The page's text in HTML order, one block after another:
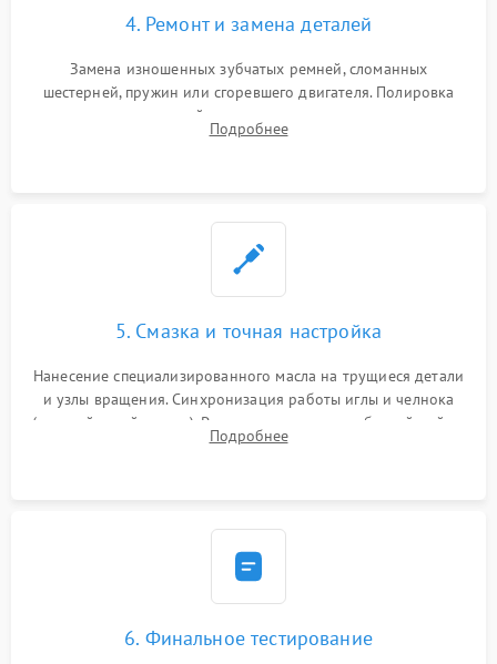
4. Ремонт и замена деталей
Замена изношенных зубчатых ремней, сломанных
шестерней, пружин или сгоревшего двигателя. Полировка
челночного устройства для устранения заусенцев.
Восстановление контактов в педали и пайка элементов на
Подробнее
5. Смазка и точная настройка
Нанесение специализированного масла на трущиеся детали
и узлы вращения. Синхронизация работы иглы и челнока
(настройка таймингов). Регулировка высоты зубчатой рейки,
центровка игловодителя и калибровка натяжителей верхней
Подробнее
6. Финальное тестирование